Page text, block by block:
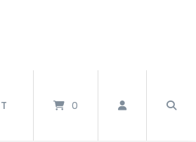
0